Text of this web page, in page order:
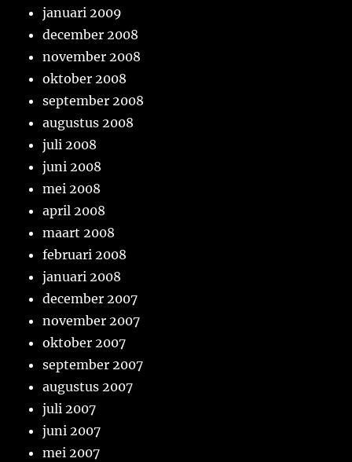
januari 2009
december 2008
november 2008
oktober 2008
september 2008
augustus 2008
juli 2008
juni 2008
mei 2008
april 2008
maart 2008
februari 2008
januari 2008
december 2007
november 2007
oktober 2007
september 2007
augustus 2007
juli 2007
juni 2007
mei 2007